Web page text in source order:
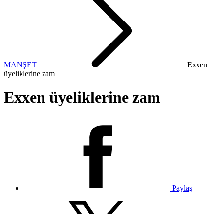
MANŞET
Exxen
üyeliklerine zam
Exxen üyeliklerine zam
Paylaş